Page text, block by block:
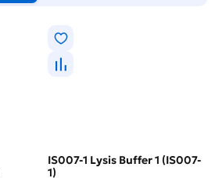
IS007-1 Lysis Buffer 1 (IS007-
1)